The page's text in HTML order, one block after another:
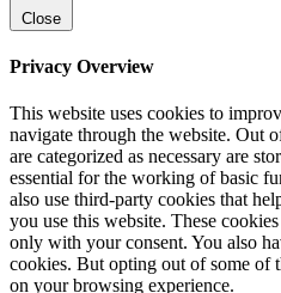
Close
Privacy Overview
This website uses cookies to
navigate through the website. Out
are categorized as necessary are
essential for the working of basic
also use third-party cookies that
you use this website. These
only with your consent. You also
cookies. But opting out of some of
on your browsing experience.